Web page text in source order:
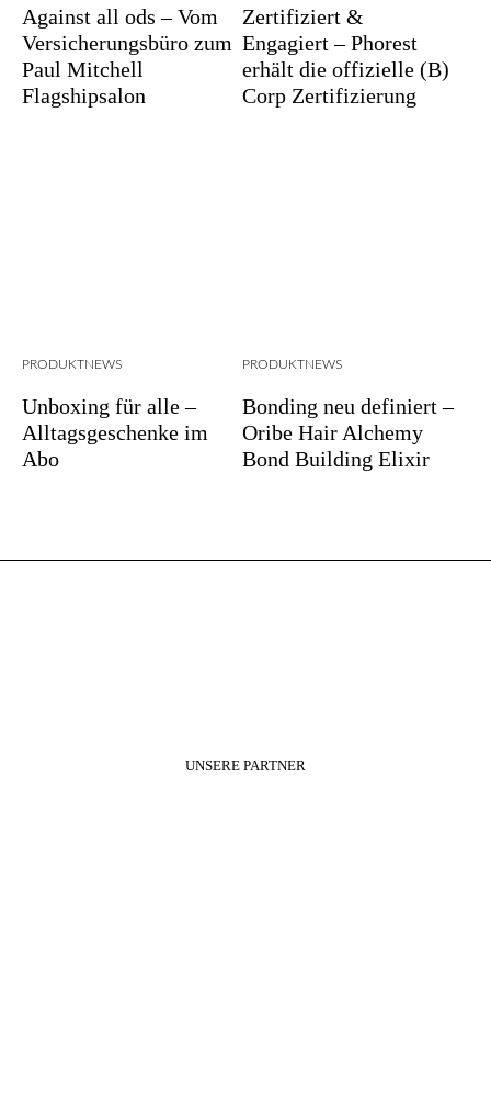
Against all ods – Vom
Versicherungsbüro zum
Paul Mitchell
Flagshipsalon
Zertifiziert &
Engagiert – Phorest
erhält die offizielle (B)
Corp Zertifizierung
PRODUKTNEWS
Unboxing für alle –
Alltagsgeschenke im
Abo
PRODUKTNEWS
Bonding neu definiert –
Oribe Hair Alchemy
Bond Building Elixir
UNSERE PARTNER